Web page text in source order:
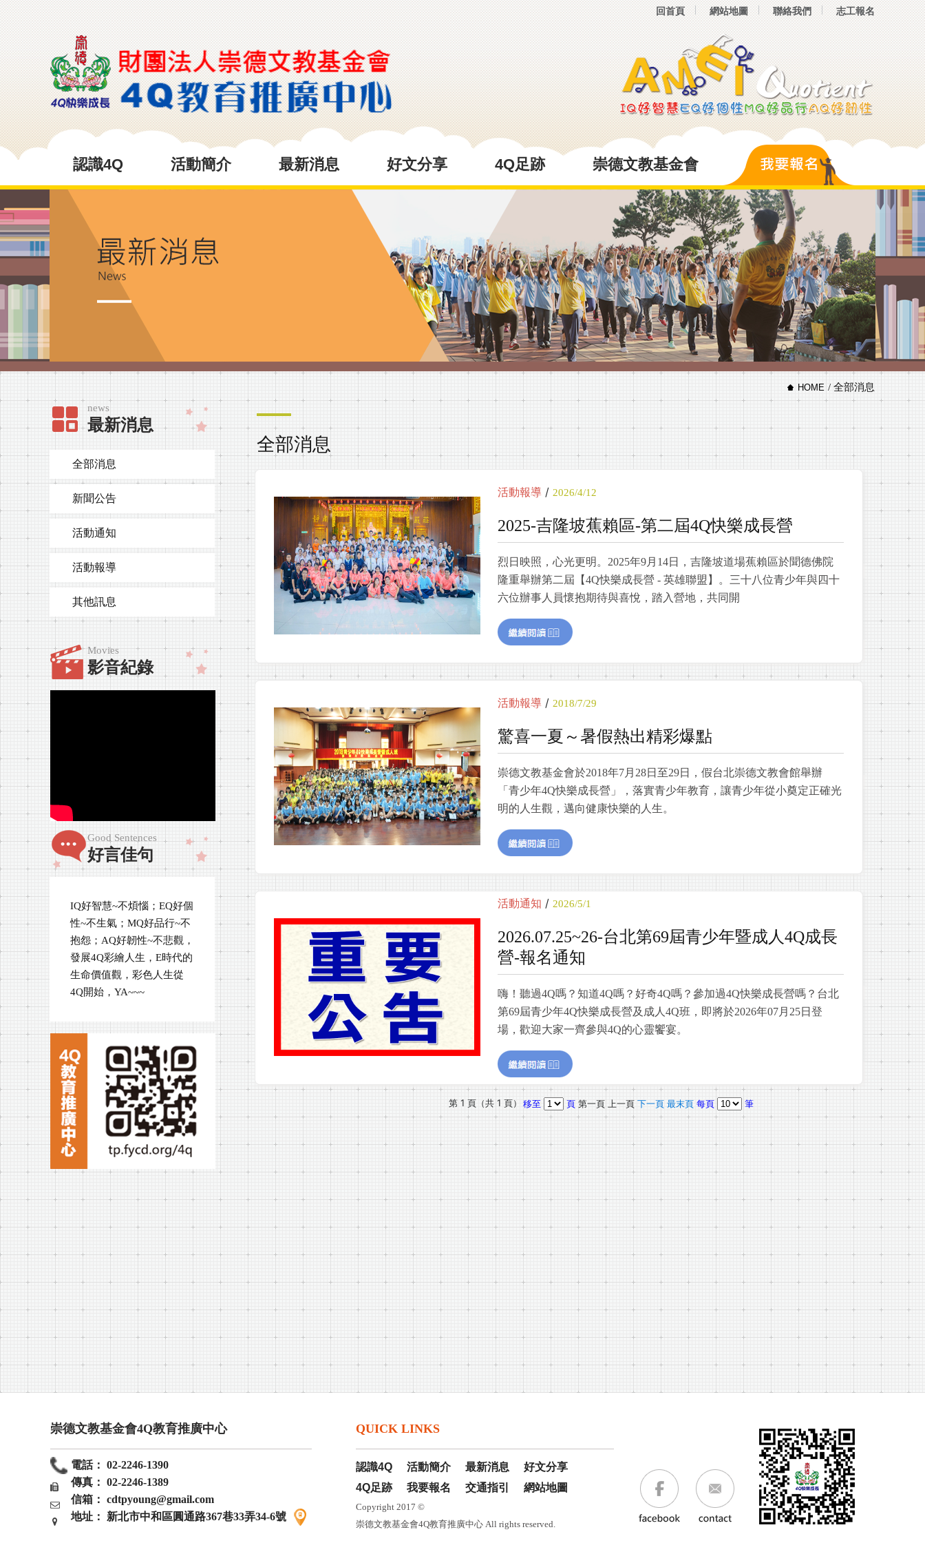
回首頁 網站地圖 聯絡我們 志工報名
認識4Q 活動簡介 最新消息 好文分享 4Q足跡 崇德文教基金會
news
最新消息
全部消息
新聞公告
活動通知
活動報導
其他訊息
Movies
影音紀錄
Good Sentences
好言佳句
IQ好智慧~不煩惱；EQ好個
性~不生氣；MQ好品行~不
抱怨；AQ好韌性~不悲觀，
發展4Q彩繪人生，E時代的
生命價值觀，彩色人生從
4Q開始，YA~~~
HOME / 全部消息
全部消息
活動報導 / 2026/4/12
2025-吉隆坡蕉賴區-第二屆4Q快樂成長營
烈日映照，心光更明。2025年9月14日，吉隆坡道場蕉賴區於聞德佛院
隆重舉辦第二屆【4Q快樂成長營 - 英雄聯盟】。三十八位青少年與四十
六位辦事人員懷抱期待與喜悅，踏入營地，共同開
活動報導 / 2018/7/29
驚喜一夏～暑假熱出精彩爆點
崇德文教基金會於2018年7月28日至29日，假台北崇德文教會館舉辦
「青少年4Q快樂成長營」，落實青少年教育，讓青少年從小奠定正確光
明的人生觀，邁向健康快樂的人生。
活動通知 / 2026/5/1
2026.07.25~26-台北第69屆青少年暨成人4Q成長
營-報名通知
嗨！聽過4Q嗎？知道4Q嗎？好奇4Q嗎？參加過4Q快樂成長營嗎？台北
第69屆青少年4Q快樂成長營及成人4Q班，即將於2026年07月25日登
場，歡迎大家一齊參與4Q的心靈饗宴。
第 1 頁（共 1 頁） 移至 頁 第一頁 上一頁 下一頁 最末頁 每頁 筆
崇德文教基金會4Q教育推廣中心
電話： 02-2246-1390
傳真： 02-2246-1389
信箱： cdtpyoung@gmail.com
地址： 新北市中和區圓通路367巷33弄34-6號
QUICK LINKS
認識4Q 活動簡介 最新消息
好文分享
4Q足跡
我要報名 交通指引 網站地圖
Copyright 2017 ©
崇德文教基金會4Q教育推廣中心 All rights reserved.